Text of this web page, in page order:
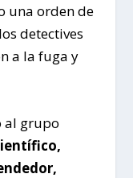
una orden de
detectives
a la fuga y
al grupo